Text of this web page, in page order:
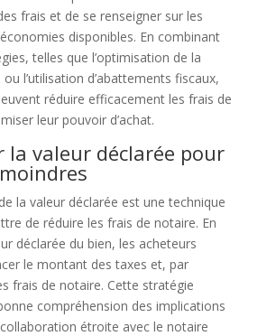
frais et de se renseigner sur les
disponibles. En combinant
telles que l’optimisation de la
l’utilisation d’abattements fiscaux,
réduire efficacement les frais de
leur pouvoir d’achat.
la valeur déclarée pour
la valeur déclarée est une technique
de réduire les frais de notaire. En
déclarée du bien, les acheteurs
le montant des taxes et, par
frais de notaire. Cette stratégie
compréhension des implications
étroite avec le notaire